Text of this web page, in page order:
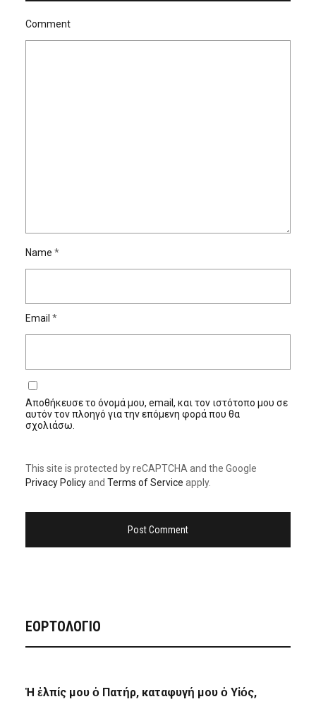
Comment
Name *
Email *
Αποθήκευσε το όνομά μου, email, και τον ιστότοπο μου σε
αυτόν τον πλοηγό για την επόμενη φορά που θα
σχολιάσω.
This site is protected by reCAPTCHA and the Google
Privacy Policyand Terms of Service apply.
ΕΟΡΤΟΛΟΓΙΟ
Ἡ ἐλπίς μου ὁ Πατήρ, καταφυγή μου ὁ Υἱός,